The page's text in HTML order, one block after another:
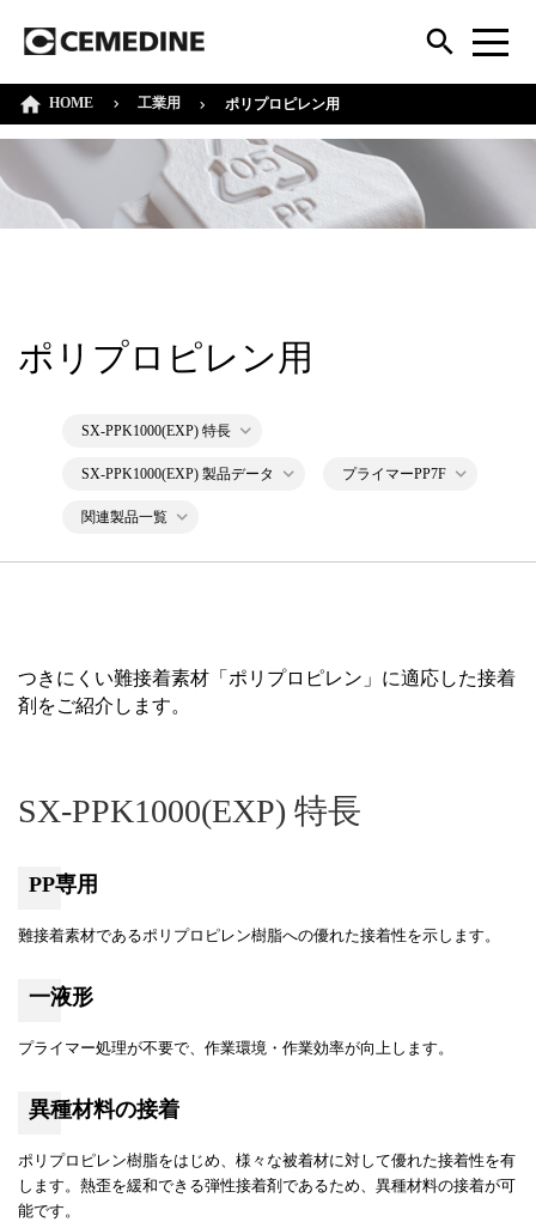
HOME 工業用 ポリプロピレン用
ポリプロピレン用
SX-PPK1000(EXP) 特長
SX-PPK1000(EXP) 製品データ プライマーPP7F
関連製品一覧
つきにくい難接着素材「ポリプロピレン」に適応した接着
剤をご紹介します。
SX-PPK1000(EXP) 特長
PP専用
難接着素材であるポリプロピレン樹脂への優れた接着性を示します。
一液形
プライマー処理が不要で、作業環境・作業効率が向上します。
異種材料の接着
ポリプロピレン樹脂をはじめ、様々な被着材に対して優れた接着性を有
します。熱歪を緩和できる弾性接着剤であるため、異種材料の接着が可
能です。